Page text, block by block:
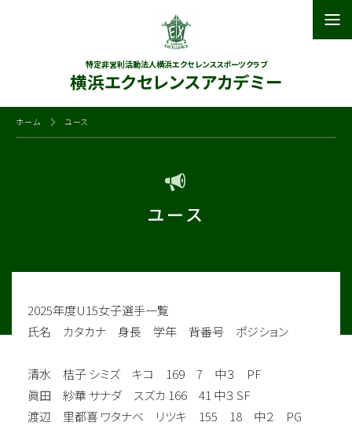
特定非営利活動法人横浜エクセレンススポーツクラブ
横浜エクセレンスアカデミー
ホーム ユース
ユース
2025年度U15女子選手一覧
氏名 カタカナ 身長 学年 背番号 ポジション
清水 桔子 シミズ キコ 169 7 中３ PF
眞田 紗華 サナダ スズカ 166 41 中３ SF
渡辺 里都喜 ワタナベ リツキ 155 18 中２ PG